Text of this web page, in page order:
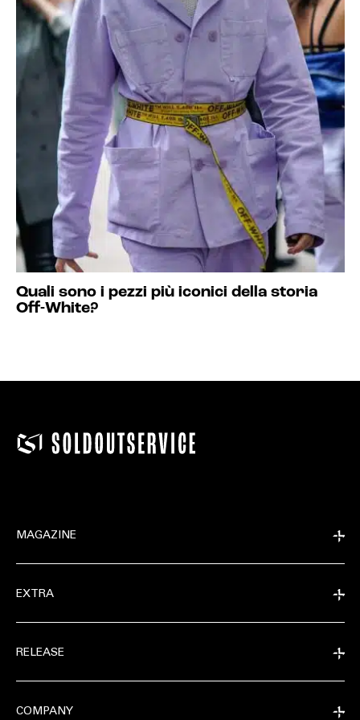
Quali sono i pezzi più iconici della storia
Off-White?
MAGAZINE
EXTRA
RELEASE
COMPANY